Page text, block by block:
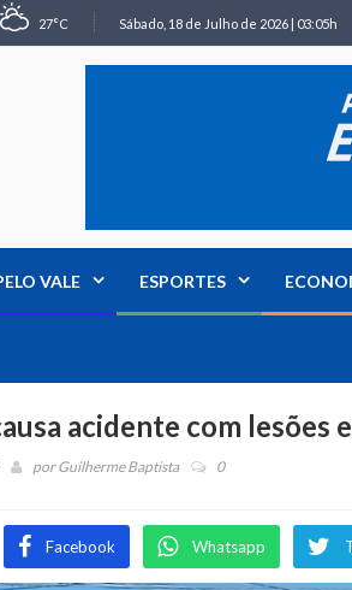
27°C Sábado, 18 de Julho de 2026 | 03:05h
VALE ESPORTES
acidente com lesões
porGuilherme Baptista 0
Facebook Whatsapp